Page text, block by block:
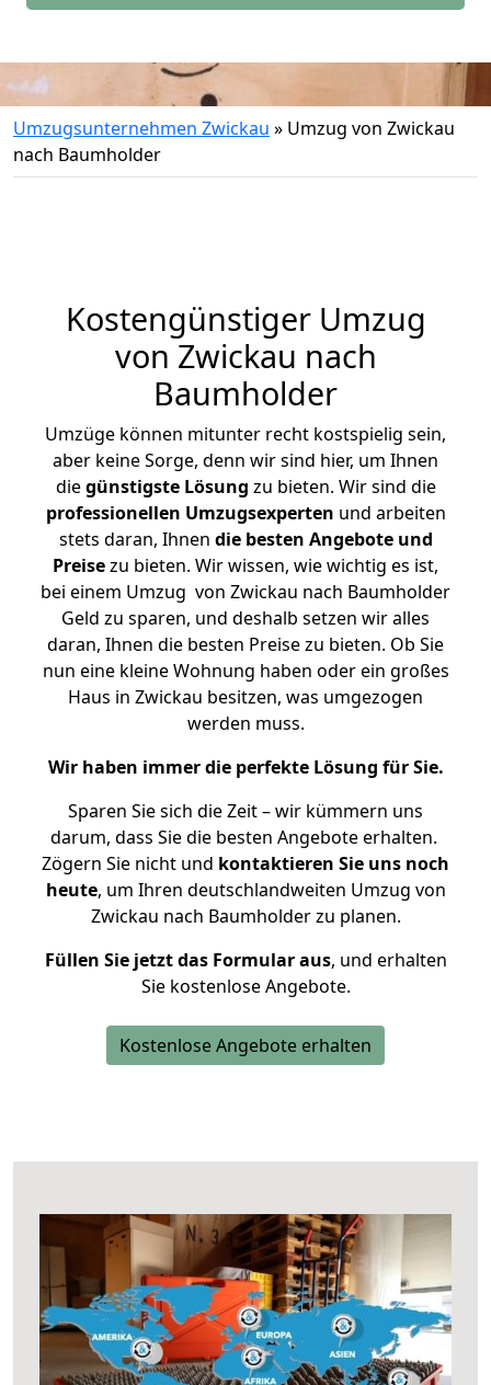
Umzugsunternehmen Zwickau » Umzug von Zwickau
nach Baumholder
Kostengünstiger Umzug
von Zwickau nach
Baumholder
Umzüge können mitunter recht kostspielig sein,
aber keine Sorge, denn wir sind hier, um Ihnen
diegünstigste Lösung zu bieten. Wir sind die
professionellen Umzugsexperten und arbeiten
stets daran, Ihnen die besten Angebote und
Preisezu bieten. Wir wissen, wie wichtig es ist,
bei einem Umzug von Zwickau nach Baumholder
Geld zu sparen, und deshalb setzen wir alles
daran, Ihnen die besten Preise zu bieten. Ob Sie
nun eine kleine Wohnung haben oder ein großes
Haus in Zwickau besitzen, was umgezogen
werden muss.
Wir haben immer die perfekte Lösung für Sie.
Sparen Sie sich die Zeit – wir kümmern uns
darum, dass Sie die besten Angebote erhalten.
Zögern Sie nicht und kontaktieren Sie uns noch
heute, um Ihren deutschlandweiten Umzug von
Zwickau nach Baumholder zu planen.
Füllen Sie jetzt das Formular aus, und erhalten
Sie kostenlose Angebote.
Kostenlose Angebote erhalten